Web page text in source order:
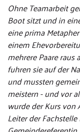
Ohne Teamarbeit
Boot sitzt und in
eine prima
einem
mehrere Paare raus
fuhren sie auf der
und mussten
meistern - und vor
wurde der Kurs von
Leiter der